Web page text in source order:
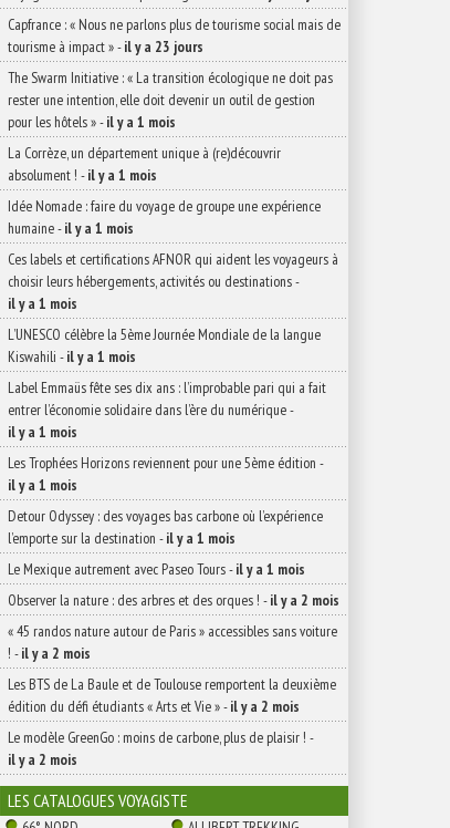
Capfrance : « Nous ne parlons plus de tourisme social mais de
tourisme à impact »-il y a 23 jours
The Swarm Initiative : « La transition écologique ne doit pas
rester une intention, elle doit devenir un outil de gestion
pour les hôtels »-il y a 1 mois
La Corrèze, un département unique à (re)découvrir
absolument ! -il y a 1 mois
Idée Nomade : faire du voyage de groupe une expérience
humaine-il y a 1 mois
Ces labels et certifications AFNOR qui aident les voyageurs à
choisir leurs hébergements, activités ou destinations-
il y a 1 mois
L’UNESCO célèbre la 5ème Journée Mondiale de la langue
Kiswahili -il y a 1 mois
Label Emmaüs fête ses dix ans : l’improbable pari qui a fait
entrer l’économie solidaire dans l’ère du numérique-
il y a 1 mois
Les Trophées Horizons reviennent pour une 5ème édition -
il y a 1 mois
Detour Odyssey : des voyages bas carbone où l’expérience
l’emporte sur la destination -il y a 1 mois
Le Mexique autrement avec Paseo Tours-il y a 1 mois
Observer la nature : des arbres et des orques ! -il y a 2 mois
« 45 randos nature autour de Paris » accessibles sans voiture
! -il y a 2 mois
Les BTS de La Baule et de Toulouse remportent la deuxième
édition du défi étudiants « Arts et Vie »-il y a 2 mois
Le modèle GreenGo : moins de carbone, plus de plaisir ! -
il y a 2 mois
LES CATALOGUES VOYAGISTE